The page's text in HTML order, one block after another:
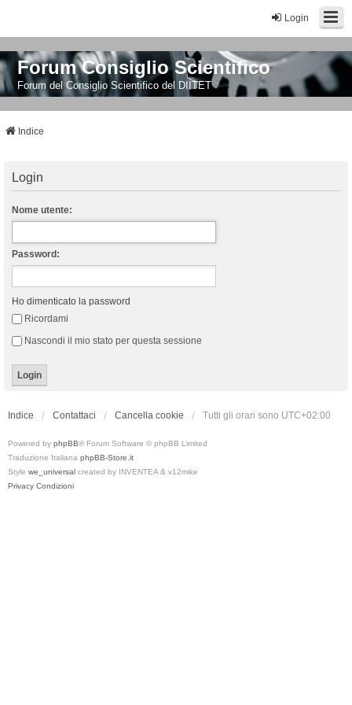
Login
Forum Consiglio Scientifico
Forum del Consiglio Scientifico del DIITET
Indice
Login
Nome utente:
Password:
Ho dimenticato la password
Ricordami
Nascondi il mio stato per questa sessione
Indice Contattaci Cancella cookie Tutti gli orari sono UTC+02:00
Powered by phpBB® Forum Software © phpBB Limited
Traduzione Italiana phpBB-Store.it
Style we_universal created by INVENTEA & v12mike
Privacy Condizioni